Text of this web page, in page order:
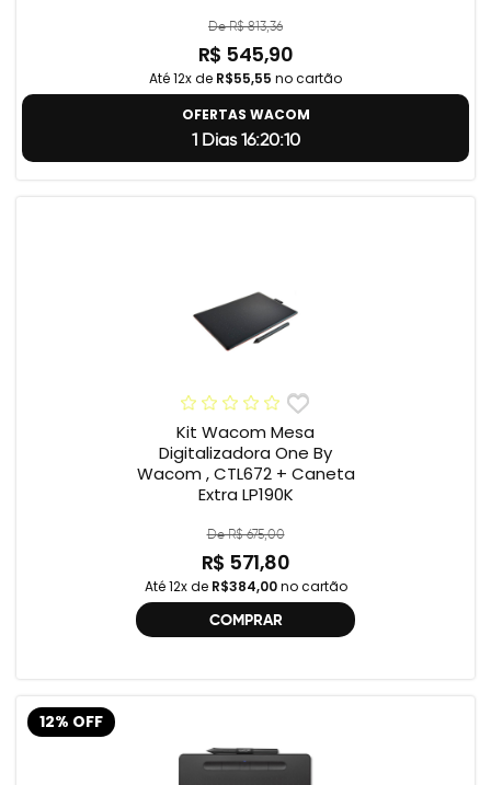
De R$ 813,36
R$ 545,90
Até 12x de R$55,55 no cartão
OFERTAS WACOM
1 Dias 16:20:9
Kit Wacom Mesa
Digitalizadora One By
Wacom , CTL672 + Caneta
Extra LP190K
De R$ 675,00
R$ 571,80
Até 12x de R$384,00no cartão
COMPRAR
12% OFF